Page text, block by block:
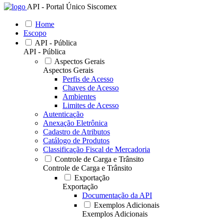
API - Portal Único Siscomex
Home
Escopo
API - Pública
API - Pública
Aspectos Gerais
Aspectos Gerais
Perfis de Acesso
Chaves de Acesso
Ambientes
Limites de Acesso
Autenticação
Anexação Eletrônica
Cadastro de Atributos
Catálogo de Produtos
Classificação Fiscal de Mercadoria
Controle de Carga e Trânsito
Controle de Carga e Trânsito
Exportação
Exportação
Documentação da API
Exemplos Adicionais
Exemplos Adicionais